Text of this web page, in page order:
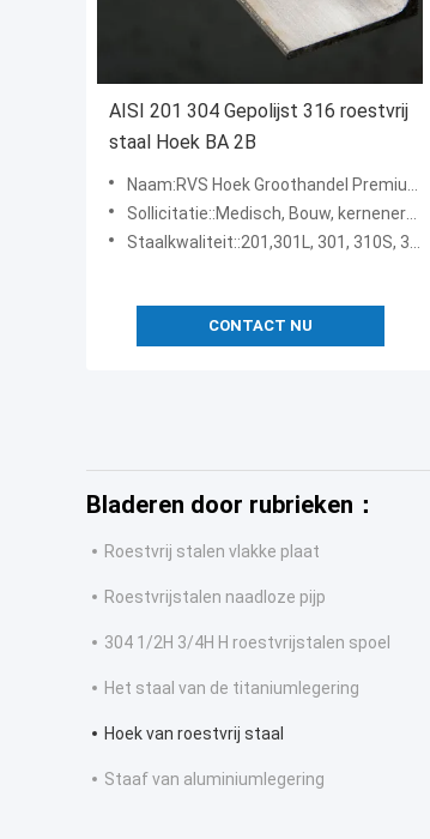
AISI 201 304 Gepolijst 316 roestvrij
staal Hoek BA 2B
Naam:RVS Hoek Groothandel Premium SUS AISI 201 304 316
Sollicitatie::Medisch, Bouw, kernenergie, Waterkracht
Staalkwaliteit::201,301L, 301, 310S, 316L, 316, 321, 436L, 304, 439, 436, 445
CONTACT NU
Bladeren door rubrieken：
Roestvrij stalen vlakke plaat
Roestvrijstalen naadloze pijp
304 1/2H 3/4H H roestvrijstalen spoel
Het staal van de titaniumlegering
Hoek van roestvrij staal
Staaf van aluminiumlegering